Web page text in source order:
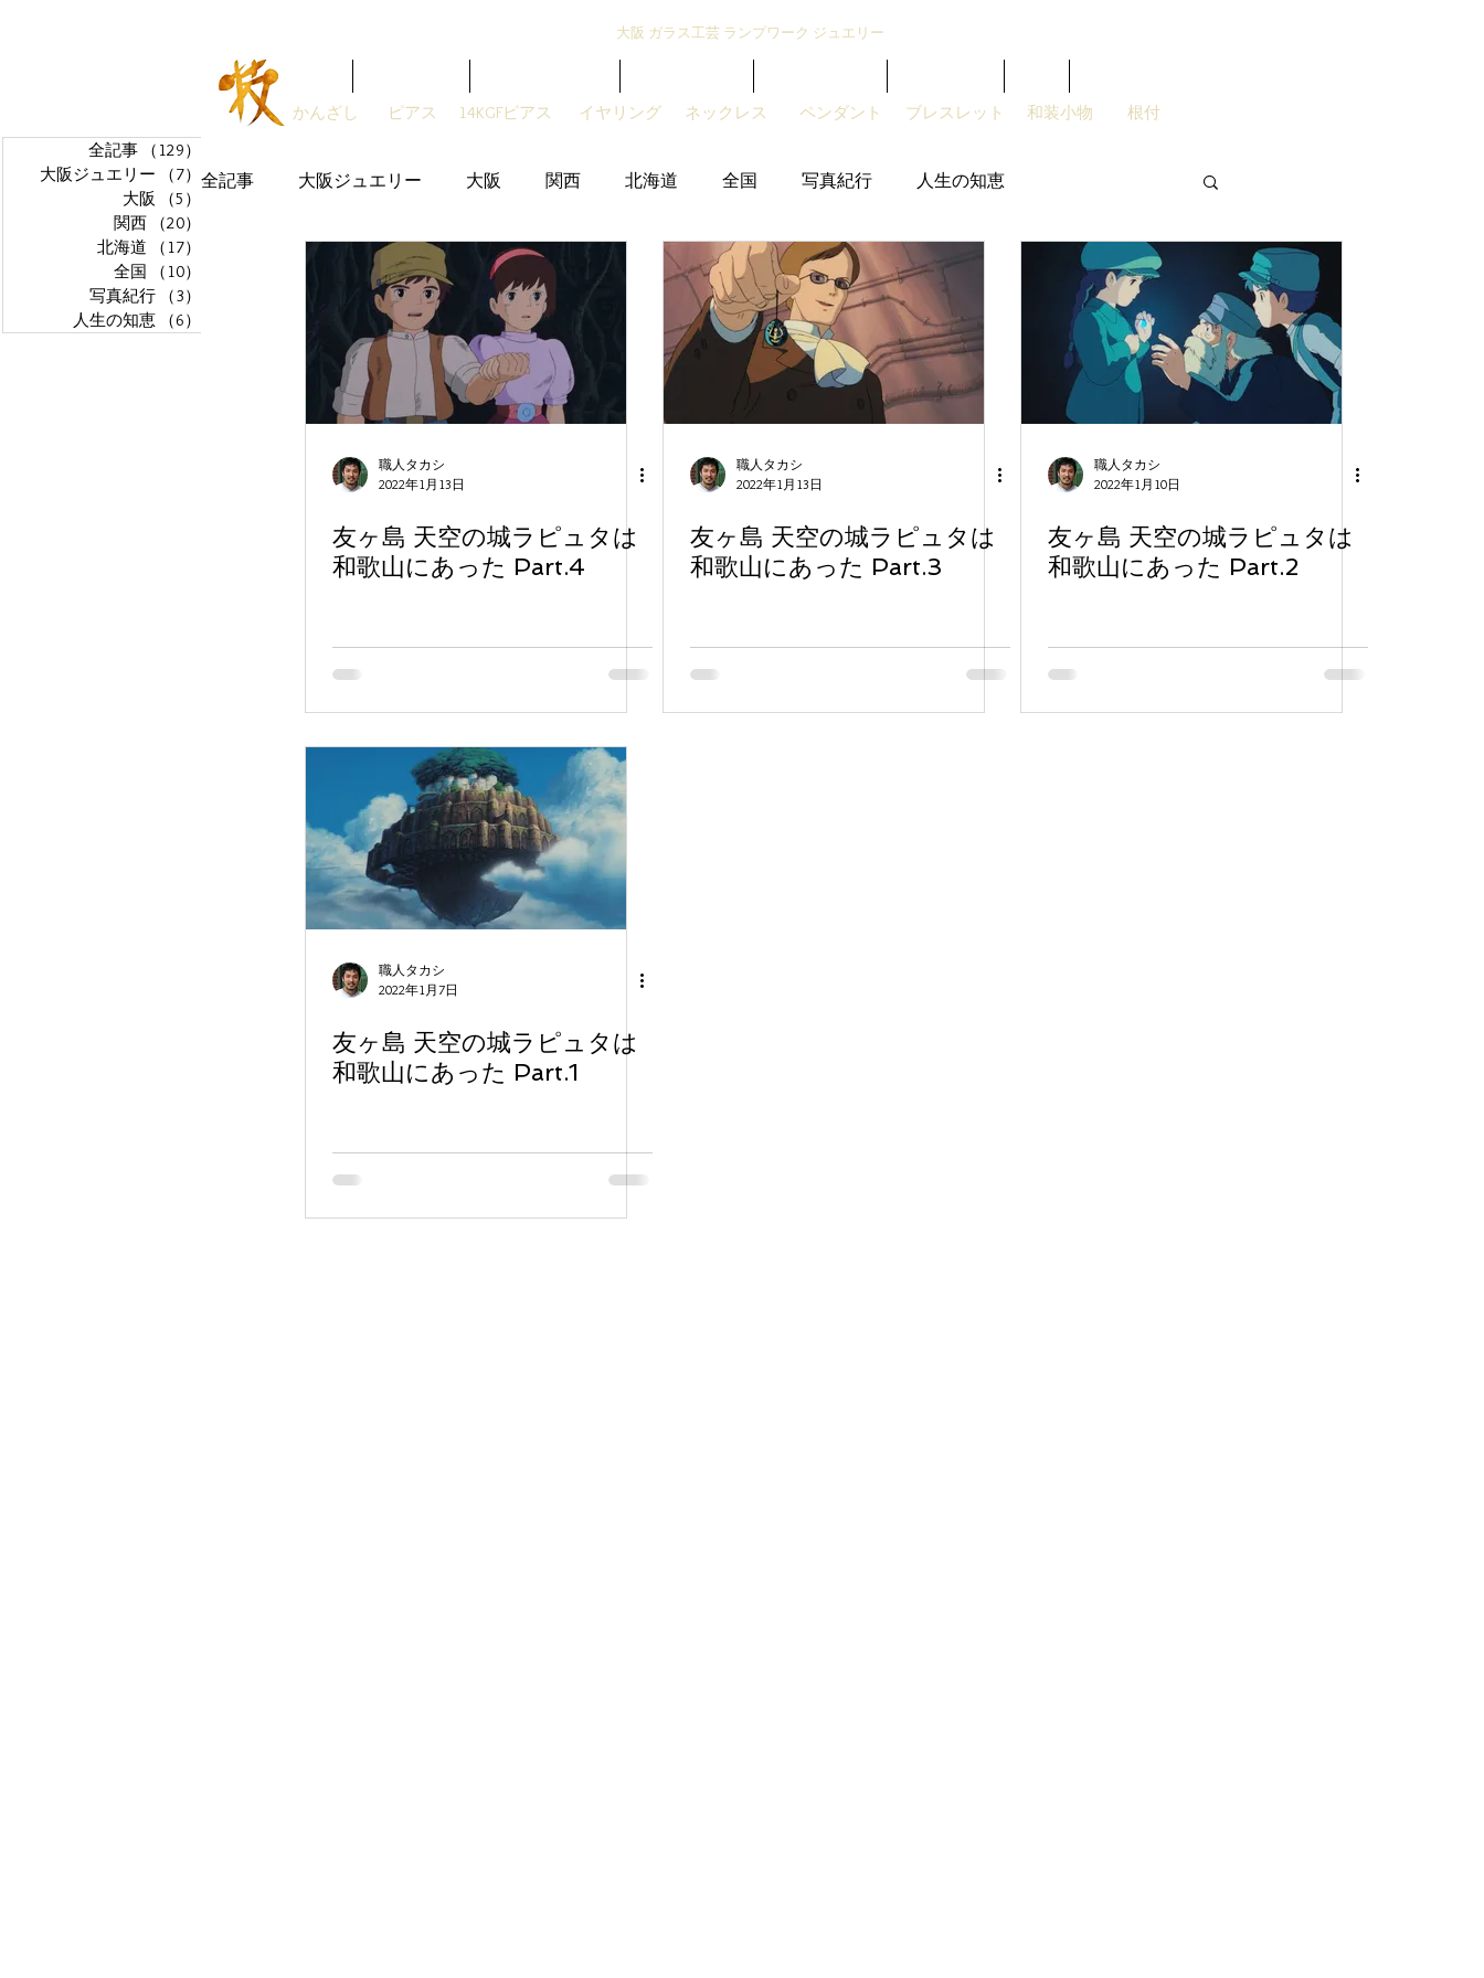
大阪 ガラス工芸 ランプワーク ジュエリー
かんざし
ピアス 14KGFピアス ​イヤリング ネックレス ペンダント ブレスレット 和装小物
根付
全記事
（129）
大阪ジュエリー
（7） 7件の記事
大阪
（5）
関西
（20）
北海道
（17）
全国
（10）
写真紀行
（3）
人生の知恵
（6）
全記事 大阪ジュエリー 大阪 関西 北海道 全国 写真紀行 人生の知恵
職人タカシ
2022年1月13日
友ヶ島 天空の城ラピュタは
和歌山にあった Part.4
職人タカシ
2022年1月13日
友ヶ島 天空の城ラピュタは
和歌山にあった Part.3
職人タカシ
2022年1月10日
友ヶ島 天空の城ラピュタは
和歌山にあった Part.2
職人タカシ
2022年1月7日
友ヶ島 天空の城ラピュタは
和歌山にあった Part.1